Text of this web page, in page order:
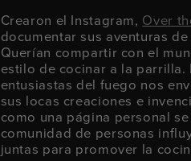
Crearon el Instagram,Over
documentar sus aventuras
Querían compartir con el
estilo de cocinar a la
entusiastas del fuego nos
sus locas creaciones e
como una página personal
comunidad de personas
juntas para promover la